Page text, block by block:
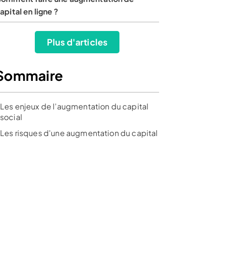
en ligne ?
Plus d'articles
Les enjeux de l’augmentation du capital
social
Les risques d'une augmentation du capital